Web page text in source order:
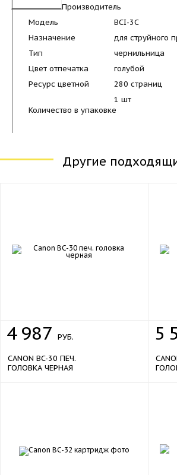
Производитель
BCI-3C
Модель
для струйного
Назначение
чернильница
Тип
голубой
Цвет отпечатка
280 страниц
Ресурс цветной
1 шт
Количество в упаковке
Другие
4 987 РУБ.
CANON BC-30 ПЕЧ.
ГОЛОВКА ЧЕРНАЯ
5